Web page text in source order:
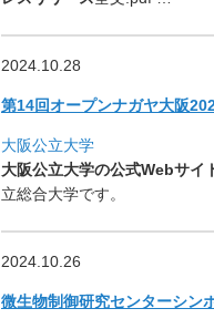
2024.10.28
第14回オープンナガヤ大阪
大阪公立大学
大阪公立大学の公式Webサイ
立総合大学です。
2024.10.26
微生物制御研究センターシン